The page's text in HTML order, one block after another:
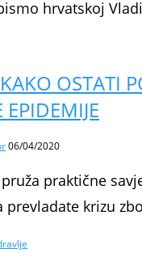
hrvatskoj
KAKO OSTATI
EPIDEMIJE
06/04/2020
praktične
prevladate krizu